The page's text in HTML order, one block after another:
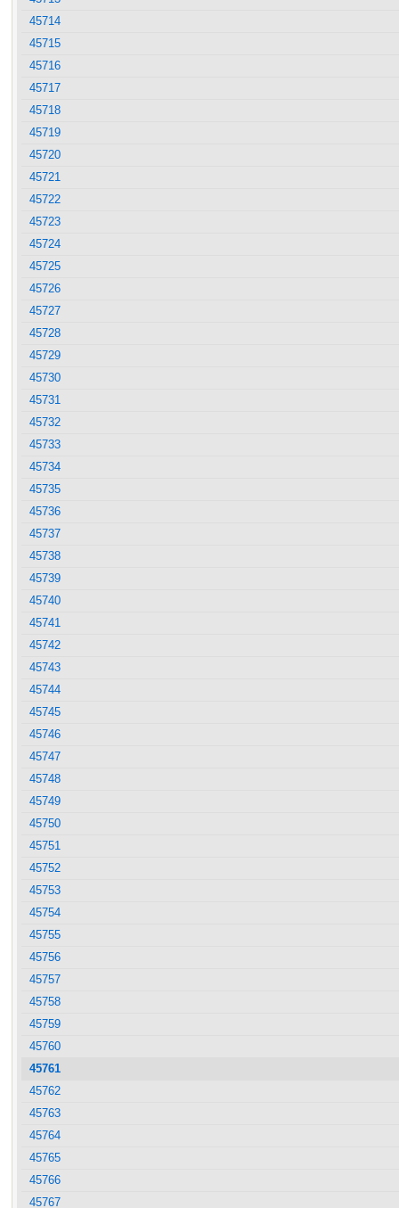
45714
45715
45716
45717
45718
45719
45720
45721
45722
45723
45724
45725
45726
45727
45728
45729
45730
45731
45732
45733
45734
45735
45736
45737
45738
45739
45740
45741
45742
45743
45744
45745
45746
45747
45748
45749
45750
45751
45752
45753
45754
45755
45756
45757
45758
45759
45760
45761
45762
45763
45764
45765
45766
45767